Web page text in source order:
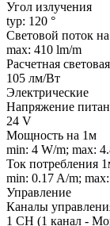
Угол излучения
typ: 120 °
Световой поток
max: 410 lm/m
Расчетная
105 лм/Вт
Электрические
Напряжение
24 V
Мощность на 1м
min: 4 W/m; max:
Ток потребления
min: 0.17 A/m;
Управление
Каналы
1 CH (1 канал -